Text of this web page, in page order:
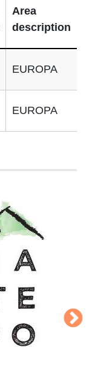
Area
description
EUROPA
EUROPA